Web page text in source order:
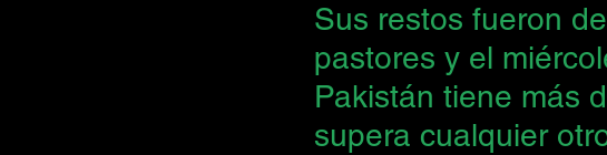
Sus restos fueron
pastores y el
Pakistán tiene más
supera cualquier